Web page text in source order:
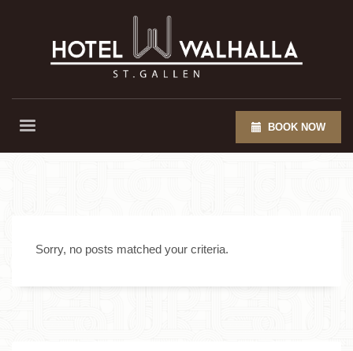
BOOK NOW
Sorry, no posts matched your criteria.